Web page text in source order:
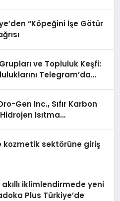
“Köpeğini İşe Götür
ve Topluluk Keşfi:
Telegram’da
Gen Inc., Sıfır Karbon
Isıtma
kozmetik sektörüne giriş
akıllı iklimlendirmede yeni
Plus Türkiye’de